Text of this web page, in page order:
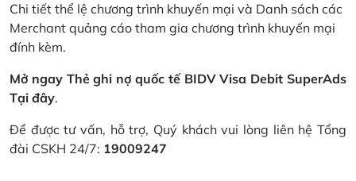
Chi tiết thể lệ chương trình khuyến mại và Danh sách các
Merchant quảng cáo tham gia chương trình khuyến mại
đính kèm.
Mở ngay Thẻ ghi nợ quốc tế BIDV Visa Debit SuperAds
Tại đây.
Để được tư vấn, hỗ trợ, Quý khách vui lòng liên hệ Tổng
đài CSKH 24/7: 19009247